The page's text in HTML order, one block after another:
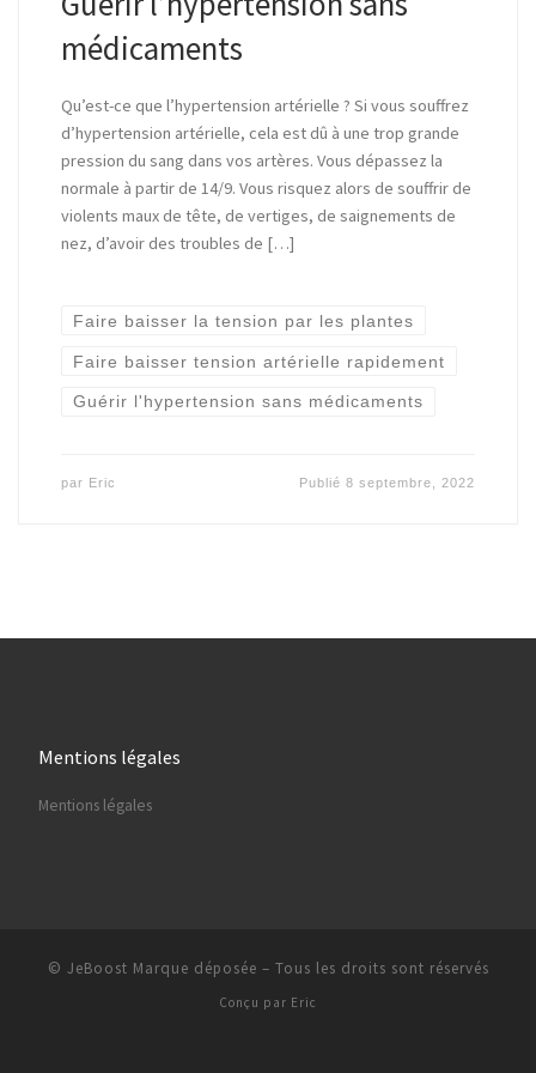
médicaments
Qu’est-ce que l’hypertension artérielle ? Si vous souffrez
d’hypertension artérielle, cela est dû à une trop grande
pression du sang dans vos artères. Vous dépassez la
normale à partir de 14/9. Vous risquez alors de souffrir de
violents maux de tête, de vertiges, de saignements de
nez, d’avoir des troubles de […]
Faire baisser la tension par les plantes
Faire baisser tension artérielle rapidement
Guérir l'hypertension sans médicaments
par Eric Publié8 septembre, 2022
Mentions légales
Mentions légales
© JeBoost Marque déposée – Tous les droits sont réservés
Conçu par Eric